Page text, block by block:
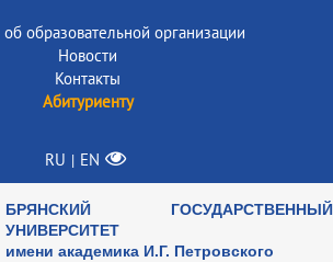
образовательной организации
Новости
Контакты
Абитуриенту
RU | EN
БРЯНСКИЙ ГОСУДАРСТВЕННЫЙ
УНИВЕРСИТЕТ
имени академика И.Г. Петровского